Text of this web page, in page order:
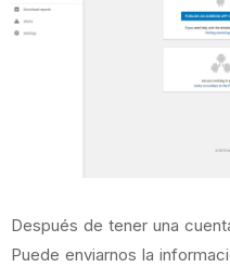
Después de tener una
Puede enviarnos la